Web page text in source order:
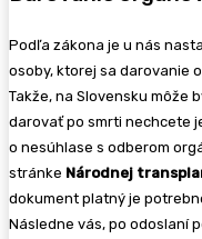
Podľa zákona je u nás
osoby, ktorej sa darovanie
Takže, na Slovensku môže
darovať po smrti nechcete
o nesúhlase s odberom
stránke Národnej
dokument platný je
Následne vás, po odoslaní